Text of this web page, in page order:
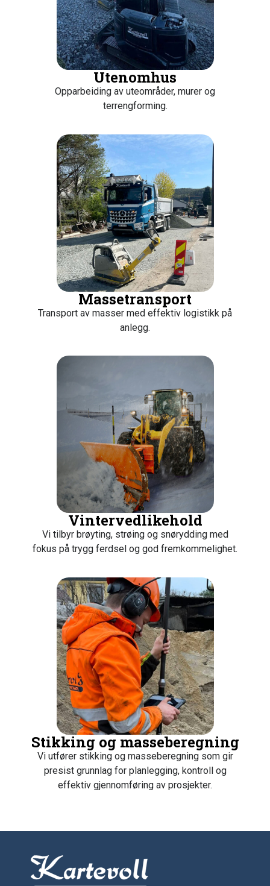
Utenomhus
Opparbeiding av uteområder, murer og
terrengforming.
Massetransport
Transport av masser med effektiv logistikk på
anlegg.
Vintervedlikehold
Vi tilbyr brøyting, strøing og snørydding med
fokus på trygg ferdsel og god fremkommelighet.
Stikking og masseberegning
Vi utfører stikking og masseberegning som gir
presist grunnlag for planlegging, kontroll og
effektiv gjennomføring av prosjekter.